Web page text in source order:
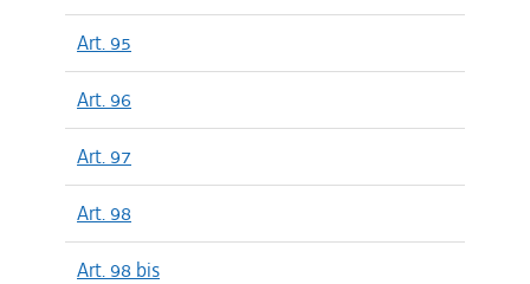
Art. 95
Art. 96
Art. 97
Art. 98
Art. 98 bis